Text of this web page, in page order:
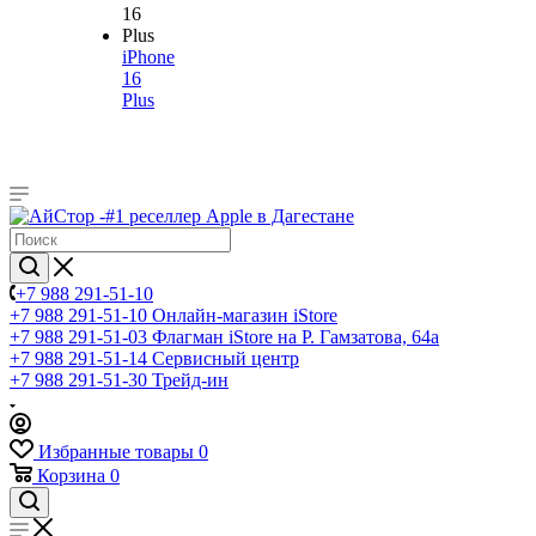
iPhone
16
Plus
+7 988 291-51-10
+7 988 291-51-10 Онлайн-магазин iStore
+7 988 291-51-03 Флагман iStore на Р. Гамзатова, 64а
+7 988 291-51-14 Сервисный центр
+7 988 291-51-30 Трейд-ин
Избранные товары 0
Корзина 0